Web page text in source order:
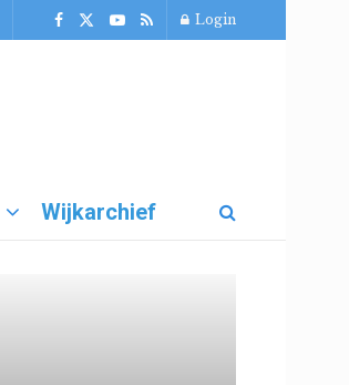
Login
Wijkarchief